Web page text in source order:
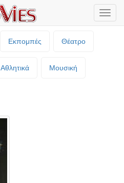
Εκπομπές Θέατρο
Αθλητικά Μουσική